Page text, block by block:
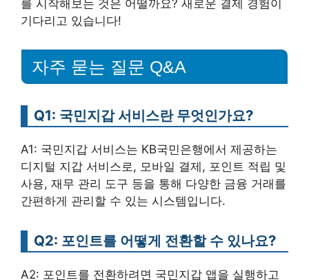
를 시작해보는 것은 어떨까요? 새로운 결제 경험이
기다리고 있습니다!
자주 묻는 질문 Q&A
Q1: 국민지갑 서비스란 무엇인가요?
A1: 국민지갑 서비스는 KB국민은행에서 제공하는
디지털 지갑 서비스로, 모바일 결제, 포인트 적립 및
사용, 재무 관리 도구 등을 통해 다양한 금융 거래를
간편하게 관리할 수 있는 시스템입니다.
Q2: 포인트를 어떻게 전환할 수 있나요?
A2: 포인트를 전환하려면 국민지갑 앱을 실행하고